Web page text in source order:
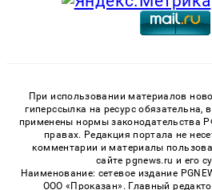
При использовании материалов
гиперссылка на ресурс обязательна,
применены нормы законодательства
правах. Редакция портала не
комментарии и материалы
сайте pgnews.ru и его
Наименование: сетевое издание
ООО «Проказан». Главный